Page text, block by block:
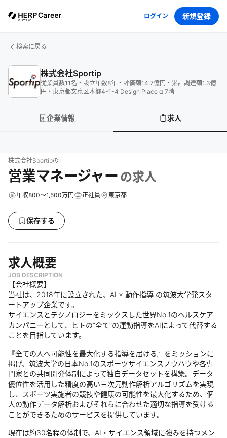
ログイン 新規登録
検索に戻る
株式会社Sportip
従業員数11名 ・ 設立年数8年 ・ 評価額14.7億円 ・ 累計調達額1.3億
円 ・ 東京都文京区本郷4-1-4 Design Place α 7階
企業情報 求人
株式会社Sportipの
営業マネージャー の求人
年収800～1,500万円 正社員 東京都
保存する
求人概要
JOB DESCRIPTION
【会社概要】
当社は、2018年に設立された、AI × 動作指導 の筑波大学発スタ
ートアップ企業です。
サイエンスとテクノロジーをミックスした世界No.1のヘルスケア
カンパニーとして、ヒトの“全て”の運動指導をAIによって代替する
ことを目指しています。
『全ての人へ可能性を最大化する指導を届ける』をミッションに
掲げ、筑波大学の日本No.1のスポーツサイエンスノウハウや各専
門家との共同開発体制によって独自データセットを構築。データ
優位性を活用した精度の高い三次元動作解析アルゴリズムを実現
し、スポーツ実施者の競技や健康の可能性を最大化するため、個
人の動作データ解析およびそれらに合わせた適切な指導を受ける
ことができるためのサービスを提供しています。
現在は約30名程の体制で、AI・サイエンス領域に強みを持つメン